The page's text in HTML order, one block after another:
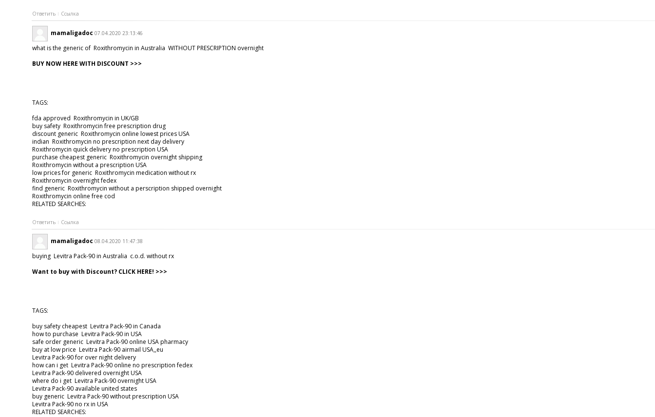
Ответить Ссылка
mamaligadoc 07.04.2020 23:13:46
what is the generic of Roxithromycin in Australia WITHOUT PRESCRIPTION overnight
BUY NOW HERE WITH DISCOUNT >>>
TAGS:
fda approved Roxithromycin in UK/GB
buy safety Roxithromycin free prescription drug
discount generic Roxithromycin online lowest prices USA
indian Roxithromycin no prescription next day delivery
Roxithromycin quick delivery no prescription USA
purchase cheapest generic Roxithromycin overnight shipping
Roxithromycin without a prescription USA
low prices for generic Roxithromycin medication without rx
Roxithromycin overnight fedex
find generic Roxithromycin without a perscription shipped overnight
Roxithromycin online free cod
RELATED SEARCHES:
Ответить Ссылка
mamaligadoc 08.04.2020 11:47:38
buying Levitra Pack-90 in Australia c.o.d. without rx
Want to buy with Discount? CLICK HERE! >>>
TAGS:
buy safety cheapest Levitra Pack-90 in Canada
how to purchase Levitra Pack-90 in USA
safe order generic Levitra Pack-90 online USA pharmacy
buy at low price Levitra Pack-90 airmail USA,,eu
Levitra Pack-90 for over night delivery
how can i get Levitra Pack-90 online no prescription fedex
Levitra Pack-90 delivered overnight USA
where do i get Levitra Pack-90 overnight USA
Levitra Pack-90 available united states
buy generic Levitra Pack-90 without prescription USA
Levitra Pack-90 no rx in USA
RELATED SEARCHES: